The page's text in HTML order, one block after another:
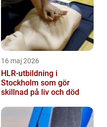
16 maj 2026
HLR-utbildning i
Stockholm som gör
skillnad på liv och död